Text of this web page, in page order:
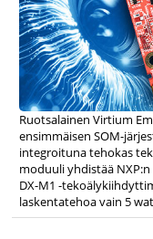
Ruotsalainen Virtium
ensimmäisen SOM-
integroituna tehokas
moduuli yhdistää NXP:n
DX-M1 -
laskentatehoa vain 5